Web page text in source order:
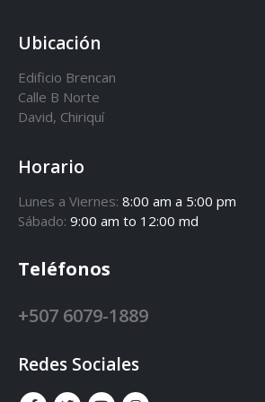
Ubicación
Edificio Brencan
Calle B Norte
David, Chiriquí
Horario
Lunes a Viernes: 8:00 am a 5:00 pm
Sábado: 9:00 am to 12:00 md
Teléfonos
+507 6079-1889
Redes Sociales